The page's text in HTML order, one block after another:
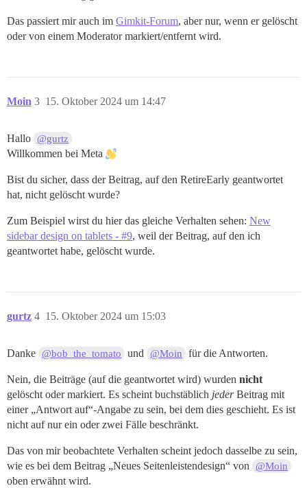
Das passiert mir auch im Gimkit-Forum, aber nur, wenn er gelöscht
oder von einem Moderator markiert/entfernt wird.
Moin 15. Oktober 2024 um 14:47
3
Hallo @gurtz
Willkommen bei Meta
Bist du sicher, dass der Beitrag, auf den RetireEarly geantwortet
hat, nicht gelöscht wurde?
Zum Beispiel wirst du hier das gleiche Verhalten sehen: New
sidebar design on tablets - #9, weil der Beitrag, auf den ich
geantwortet habe, gelöscht wurde.
gurtz 15. Oktober 2024 um 15:03
4
Danke @bob_the_tomato und @Moin für die Antworten.
Nein, die Beiträge (auf die geantwortet wird) wurden nicht
gelöscht oder markiert. Es scheint buchstäblich jederBeitrag mit
einer „Antwort auf“-Angabe zu sein, bei dem dies geschieht. Es ist
nicht auf nur ein oder zwei Fälle beschränkt.
Das von mir beobachtete Verhalten scheint jedoch dasselbe zu sein,
wie es bei dem Beitrag „Neues Seitenleistendesign“ von @Moin
oben erwähnt wird.